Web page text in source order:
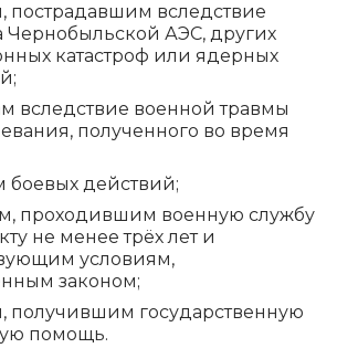
пострадавшим вследствие
Чернобыльской АЭС, других
катастроф или ядерных
вследствие военной травмы
полученного во время
боевых действий;
проходившим военную службу
не менее трёх лет и
условиям,
законом;
получившим государственную
помощь.